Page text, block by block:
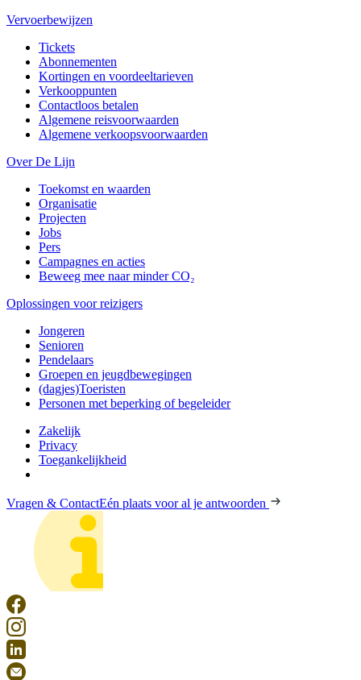
Vervoerbewijzen
Tickets
Abonnementen
Kortingen en voordeeltarieven
Verkooppunten
Contactloos betalen
Algemene reisvoorwaarden
Algemene verkoopsvoorwaarden
Over De Lijn
Toekomst en waarden
Organisatie
Projecten
Jobs
Pers
Campagnes en acties
Beweeg mee naar minder CO₂
Oplossingen voor reizigers
Jongeren
Senioren
Pendelaars
Groepen en jeugdbewegingen
(dagjes)Toeristen
Personen met beperking of begeleider
Zakelijk
Privacy
Toegankelijkheid
Vragen & ContactEén plaats voor al je antwoorden